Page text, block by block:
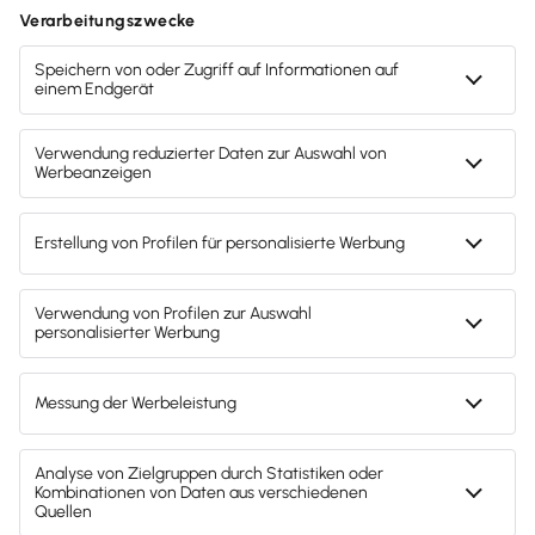
Zahlungsarten
Gendergerechte Sprache
Privatsphäre-Einstellungen
Inhalte melden
Datenschutz
AGB